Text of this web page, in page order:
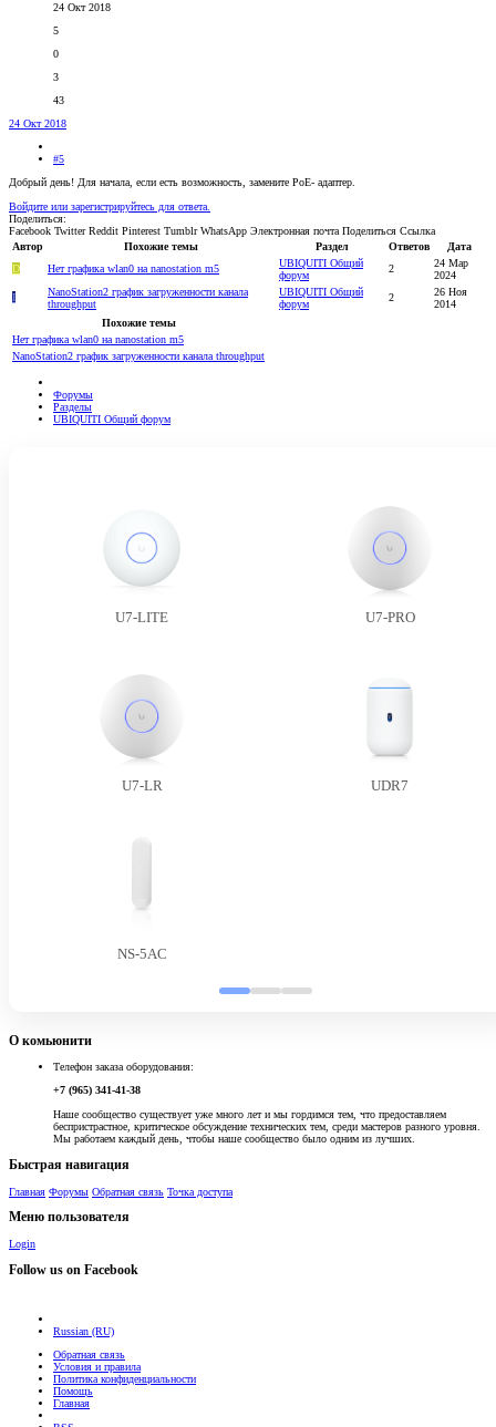
24 Окт 2018
5
0
3
43
24 Окт 2018
#5
Добрый день! Для начала, если есть возможность, замените PoE- адаптер.
Войдите или зарегистрируйтесь для ответа.
Поделиться:
Facebook Twitter Reddit Pinterest Tumblr WhatsApp Электронная почта Поделиться Ссылка
Автор
Похожие темы Раздел Ответов
Дата
D
Нет графика wlan0 на nanostation m5
UBIQUITI Общий
форум
2
24 Мар
2024
I
NanoStation2 график загруженности канала
throughput
UBIQUITI Общий
форум
2
26 Ноя
2014
Похожие темы
Нет графика wlan0 на nanostation m5
NanoStation2 график загруженности канала throughput
Форумы
Разделы
UBIQUITI Общий форум
U7-LITE U7-PRO
U7-LR UDR7
NS-5AC
О комьюнити
Телефон заказа оборудования:
+7 (965) 341-41-38
Наше сообщество существует уже много лет и мы гордимся тем, что предоставляем
беспристрастное, критическое обсуждение технических тем, среди мастеров разного уровня.
Мы работаем каждый день, чтобы наше сообщество было одним из лучших.
Быстрая навигация
Главная Форумы Обратная связь Точка доступа
Меню пользователя
Login
Follow us on Facebook
Russian (RU)
Обратная связь
Условия и правила
Политика конфиденциальности
Помощь
Главная